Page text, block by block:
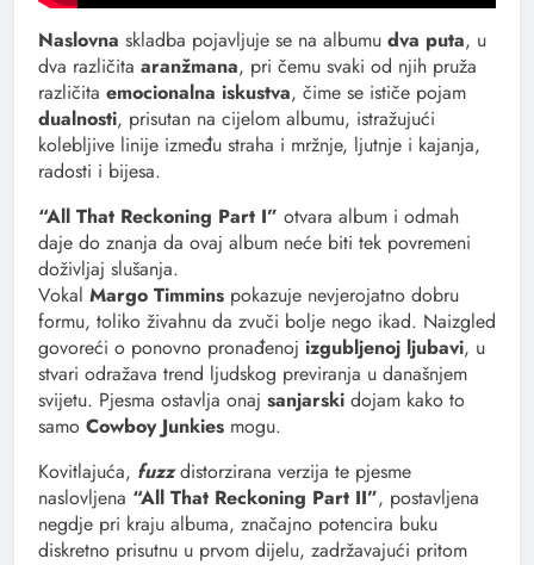
Naslovna skladba pojavljuje se na albumu dva puta, u
dva različita aranžmana, pri čemu svaki od njih pruža
različita emocionalna iskustva, čime se ističe pojam
dualnosti, prisutan na cijelom albumu, istražujući
kolebljive linije između straha i mržnje, ljutnje i kajanja,
radosti i bijesa.
“All That Reckoning Part I” otvara album i odmah
daje do znanja da ovaj album neće biti tek povremeni
doživljaj slušanja.
Vokal Margo Timmins pokazuje nevjerojatno dobru
formu, toliko živahnu da zvuči bolje nego ikad. Naizgled
govoreći o ponovno pronađenoj izgubljenoj ljubavi, u
stvari odražava trend ljudskog previranja u današnjem
svijetu. Pjesma ostavlja onaj sanjarski dojam kako to
samo Cowboy Junkies mogu.
Kovitlajuća, fuzzdistorzirana verzija te pjesme
naslovljena “All That Reckoning Part II”, postavljena
negdje pri kraju albuma, značajno potencira buku
diskretno prisutnu u prvom dijelu, zadržavajući pritom